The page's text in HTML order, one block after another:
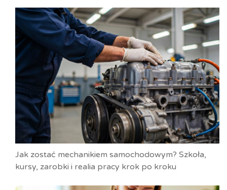
Jak zostać mechanikiem samochodowym? Szkoła,
kursy, zarobki i realia pracy krok po kroku